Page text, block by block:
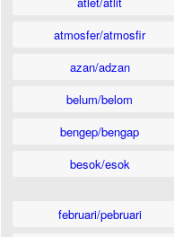
atmosfer/atmosfir
azan/adzan
belum/belom
bengep/bengap
besok/esok
februari/pebruari